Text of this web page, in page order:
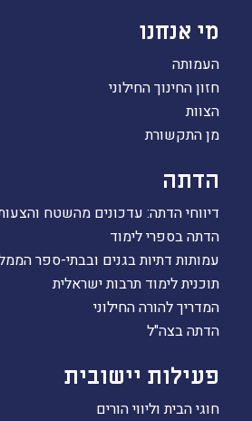
כתבו לנו
הקו החם
הצטרפות והתנדבות
הרשמה לעדכונים
בפייסבוק
מי אנחנו
העמותה
חזון החינוך החילוני
הצוות
מן התקשורת
הדתה
דיווחי הדתה: עדכונים מהשטח
הדתה בספרי לימוד
עמותות דתיות בגנים ובבתי-ספר
תוכנית לימוד תרבות ישראלית
המדריך להורה החילוני
הדתה בצה"ל
פעילות יישובית
חוגי הבית וליווי הורים